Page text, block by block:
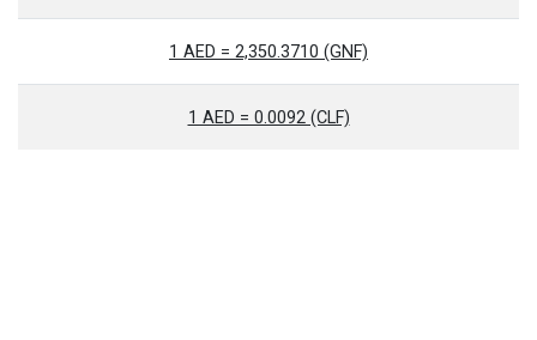
1 AED = 2,350.3710 (GNF)
1 AED = 0.0092 (CLF)